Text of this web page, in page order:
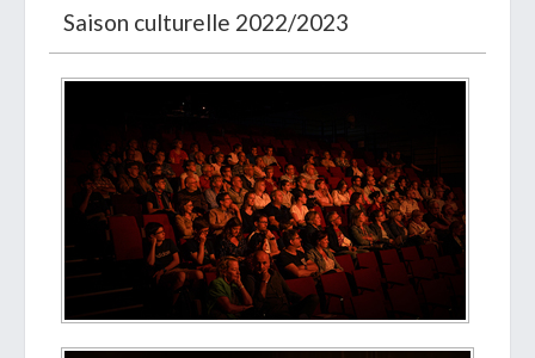
Saison culturelle 2022/2023